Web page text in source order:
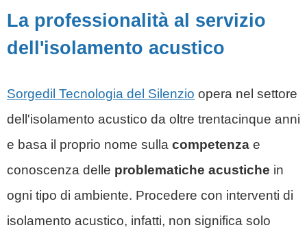
La professionalità al servizio
dell'isolamento acustico
Sorgedil Tecnologia del Silenzio opera nel settore
dell'isolamento acustico da oltre trentacinque anni
e basa il proprio nome sulla competenza e
conoscenza delle problematiche acustiche in
ogni tipo di ambiente. Procedere con interventi di
isolamento acustico, infatti, non significa solo